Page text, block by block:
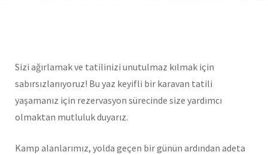
Sizi ağırlamak ve tatilinizi unutulmaz kılmak için
sabırsızlanıyoruz! Bu yaz keyifli bir karavan tatili
yaşamanız için rezervasyon sürecinde size yardımcı
olmaktan mutluluk duyarız.
Kamp alanlarımız, yolda geçen bir günün ardından adeta